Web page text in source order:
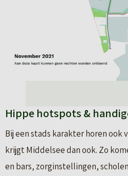
Hippe hotspots &
Bij een stads karakter horen ook
krijgt Middelsee dan ook. Zo
en bars, zorginstellingen,